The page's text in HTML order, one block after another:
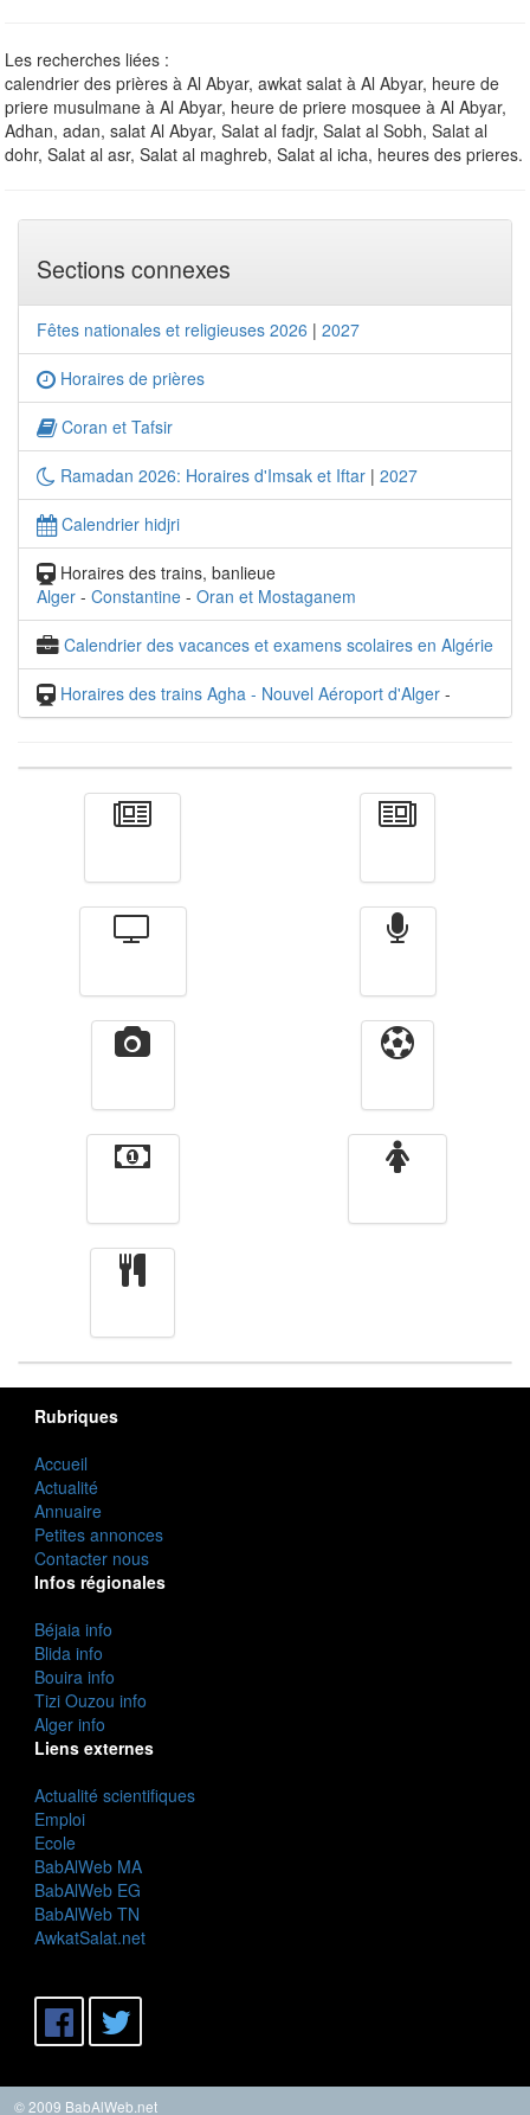
Les recherches liées :
calendrier des prières à Al Abyar, awkat salat à Al Abyar, heure de
priere musulmane à Al Abyar, heure de priere mosquee à Al Abyar,
Adhan, adan, salat Al Abyar, Salat al fadjr, Salat al Sobh, Salat al
dohr, Salat al asr, Salat al maghreb, Salat al icha, heures des prieres.
Sections connexes
Fêtes nationales et religieuses 2026 | 2027
Horaires de prières
Coran et Tafsir
Ramadan 2026: Horaires d'Imsak et Iftar | 2027
Calendrier hidjri
Horaires des trains, banlieue
Alger - Constantine - Oran et Mostaganem
Calendrier des vacances et examens scolaires en Algérie
Horaires des trains Agha - Nouvel Aéroport d'Alger -
Rubriques
Accueil
Actualité
Annuaire
Petites annonces
Contacter nous
Infos régionales
Béjaia info
Blida info
Bouira info
Tizi Ouzou info
Alger info
Liens externes
Actualité scientifiques
Emploi
Ecole
BabAlWeb MA
BabAlWeb EG
BabAlWeb TN
AwkatSalat.net
© 2009 BabAlWeb.net